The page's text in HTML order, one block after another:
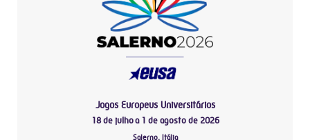
Jogos Europeus Universitários
18 de julho a 1 de agosto de 2026
Salerno, Itália